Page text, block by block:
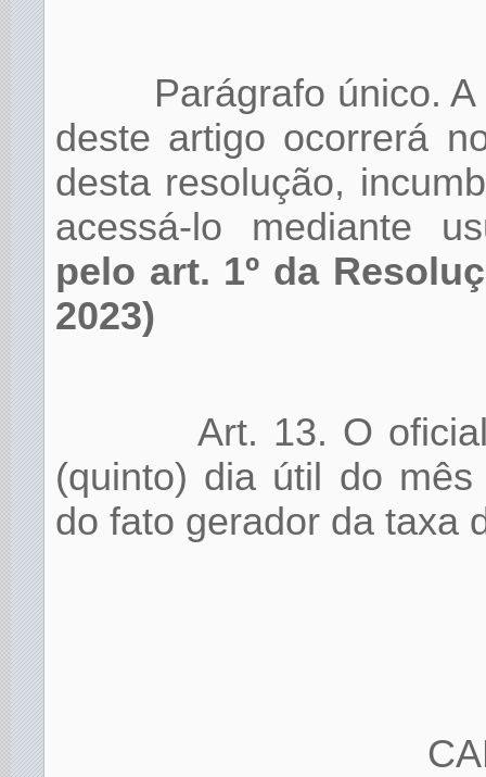
Parágrafo único.
deste artigo ocorrerá
desta resolução,
acessá-lo mediante
pelo art. 1º da
2023)
Art. 13. O
(quinto) dia útil do
do fato gerador da taxa